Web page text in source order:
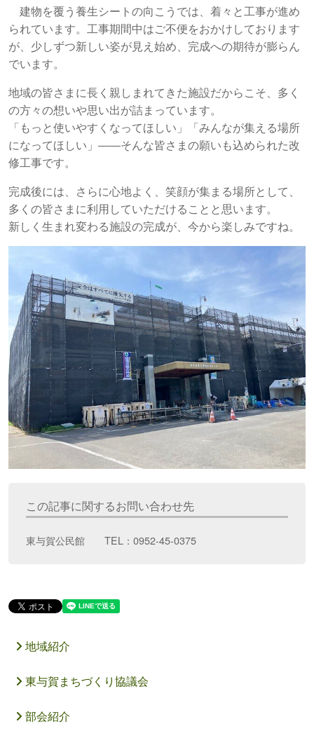
建物を覆う養生シートの向こうでは、着々と工事が進め
られています。工事期間中はご不便をおかけしております
が、少しずつ新しい姿が見え始め、完成への期待が膨らん
でいます。
地域の皆さまに長く親しまれてきた施設だからこそ、多く
の方々の想いや思い出が詰まっています。
「もっと使いやすくなってほしい」「みんなが集える場所
になってほしい」――そんな皆さまの願いも込められた改
修工事です。
完成後には、さらに心地よく、笑顔が集まる場所として、
多くの皆さまに利用していただけることと思います。
新しく生まれ変わる施設の完成が、今から楽しみですね。
この記事に関するお問い合わせ先
東与賀公民館 TEL：0952-45-0375
地域紹介
東与賀まちづくり協議会
部会紹介